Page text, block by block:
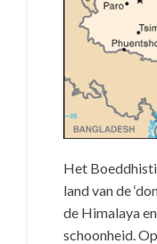
Het
land van de
de Himalaya
schoonheid.